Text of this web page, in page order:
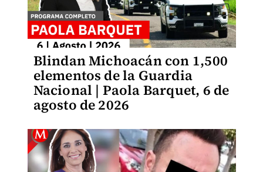
Blindan Michoacán con 1,500
elementos de la Guardia
Nacional | Paola Barquet, 6 de
agosto de 2026